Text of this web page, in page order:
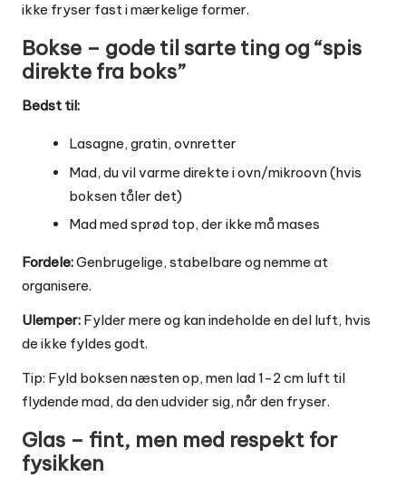
ikke fryser fast i mærkelige former.
Bokse – gode til sarte ting og “spis
direkte fra boks”
Bedst til:
Lasagne, gratin, ovnretter
Mad, du vil varme direkte i ovn/mikroovn (hvis
boksen tåler det)
Mad med sprød top, der ikke må mases
Fordele:Genbrugelige, stabelbare og nemme at
organisere.
Ulemper: Fylder mere og kan indeholde en del luft, hvis
de ikke fyldes godt.
Tip: Fyld boksen næsten op, men lad 1-2 cm luft til
flydende mad, da den udvider sig, når den fryser.
Glas – fint, men med respekt for
fysikken